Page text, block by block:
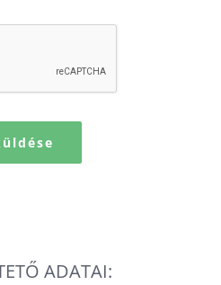
ADATAI: